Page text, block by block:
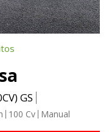
GS
100 Cv Manual